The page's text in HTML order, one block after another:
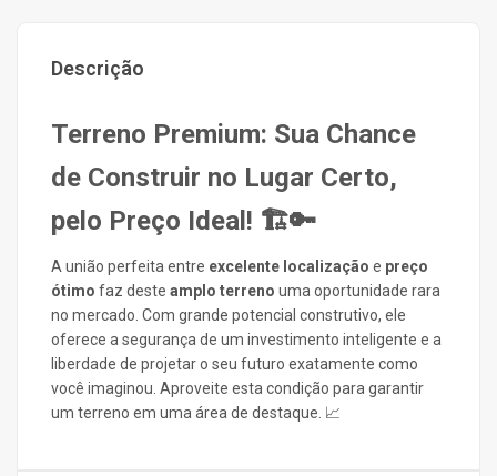
Descrição
Terreno Premium: Sua Chance
de Construir no Lugar Certo,
pelo Preço Ideal! 🏗️🔑
A união perfeita entre excelente localização e preço
ótimo faz deste amplo terreno uma oportunidade rara
no mercado. Com grande potencial construtivo, ele
oferece a segurança de um investimento inteligente e a
liberdade de projetar o seu futuro exatamente como
você imaginou. Aproveite esta condição para garantir
um terreno em uma área de destaque. 📈